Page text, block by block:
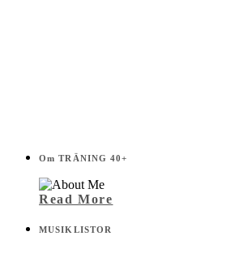
Om TRÄNING 40+
Read More
MUSIKLISTOR